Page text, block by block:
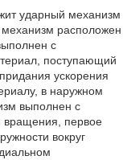
ударный механизм
расположен
с
поступающий
ускорения
в наружном
выполнен с
вращения, первое
вокруг